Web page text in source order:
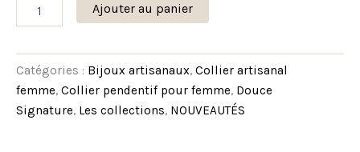
Ajouter au panier
Catégories : Bijoux artisanaux, Collier artisanal
femme, Collier pendentif pour femme, Douce
Signature, Les collections, NOUVEAUTÉS